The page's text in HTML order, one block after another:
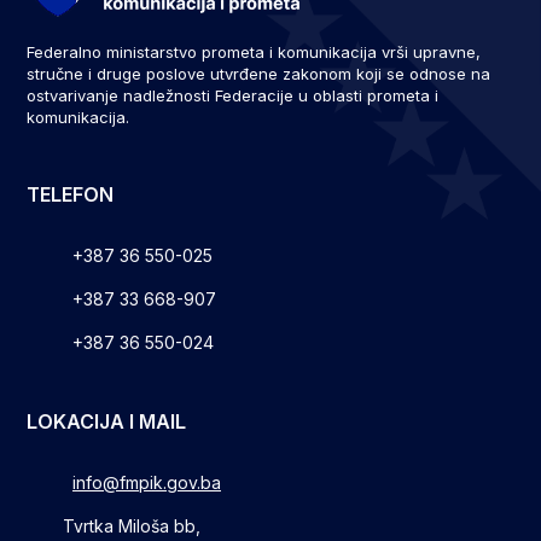
Federalno ministarstvo prometa i komunikacija vrši upravne,
stručne i druge poslove utvrđene zakonom koji se odnose na
ostvarivanje nadležnosti Federacije u oblasti prometa i
komunikacija.
TELEFON
+387 36 550-025
+387 33 668-907
+387 36 550-024
LOKACIJA I MAIL
info@fmpik.gov.ba
Tvrtka Miloša bb,